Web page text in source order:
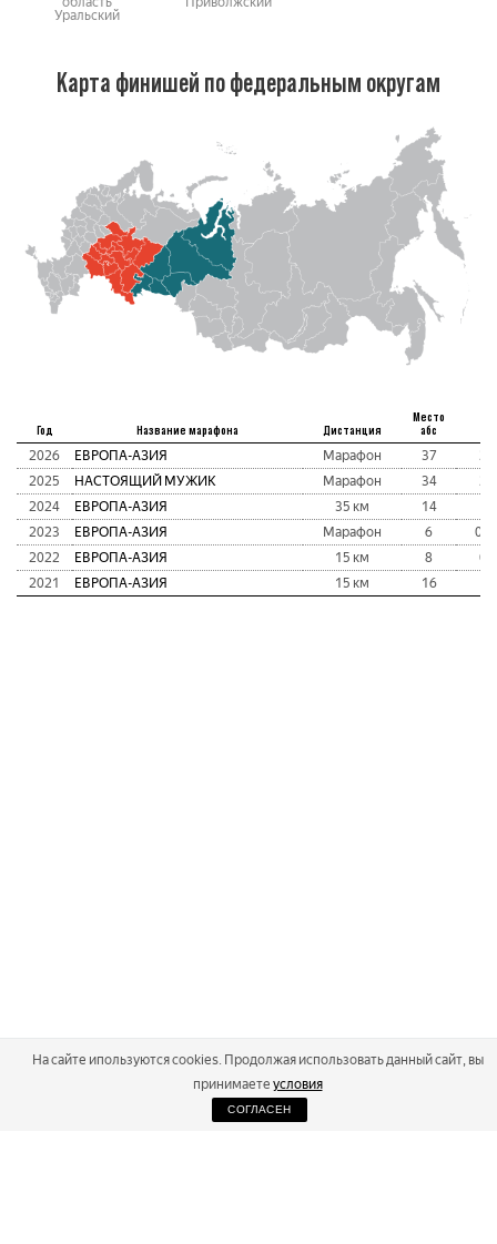
Уральский
Карта финишей по федеральным округам
Год Название марафона Дистанция
Место
абс
2026 ЕВРОПА-АЗИЯ Марафон 37
2025
НАСТОЯЩИЙ МУЖИК Марафон 34
2024
ЕВРОПА-АЗИЯ 35 км 14
2023
ЕВРОПА-АЗИЯ Марафон 6
2022
ЕВРОПА-АЗИЯ 15 км 8
2021
ЕВРОПА-АЗИЯ 15 км 16
На сайте ипользуются cookies. Продолжая использовать данный сайт, вы
принимаете условия
СОГЛАСЕН